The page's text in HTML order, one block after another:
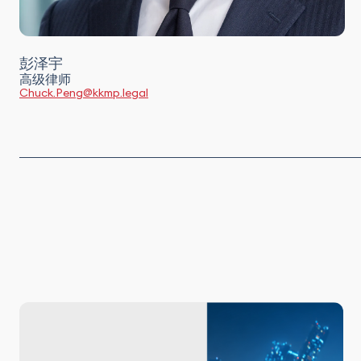
彭泽宇
高级律师
Chuck.Peng@kkmp.legal